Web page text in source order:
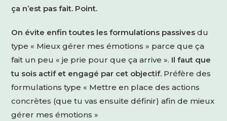
ça n’est pas fait. Point.
On évite enfin toutes les formulations passives du
type « Mieux gérer mes émotions » parce que ça
fait un peu « je prie pour que ça arrive ». Il faut que
tu sois actif et engagé par cet objectif. Préfère des
formulations type « Mettre en place des actions
concrètes (que tu vas ensuite définir) afin de mieux
gérer mes émotions »